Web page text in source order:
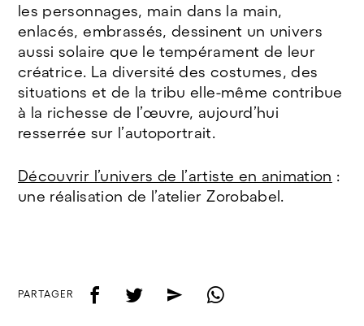
les personnages, main dans la main,
enlacés, embrassés, dessinent un univers
aussi solaire que le tempérament de leur
créatrice. La diversité des costumes, des
situations et de la tribu elle-même contribue
à la richesse de l’œuvre, aujourd’hui
resserrée sur l’autoportrait.
Découvrir l’univers de l’artiste en animation :
une réalisation de l’atelier Zorobabel.
PARTAGER f t e w